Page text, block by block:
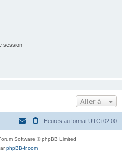
session
Aller à
Heures au format UTC+02:00
Software © phpBB Limited
phpBB-fr.com